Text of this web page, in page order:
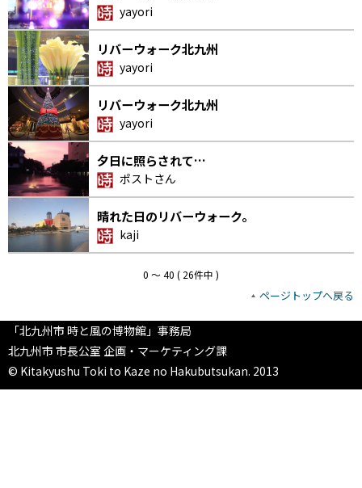
yayori
リバーウォーク北九州
yayori
リバーウォーク北九州
yayori
夕日に照らされて…
ポストさん
晴れた日のリバーウォーク。
kaji
0 〜 40 ( 26件中 )
ページトップへ戻る
「北九州市 時と風の博物館」事務局
北九州市 市長公室 企画・マーケティング課
© Kitakyushu Toki to Kaze no Hakubutsukan. 2013